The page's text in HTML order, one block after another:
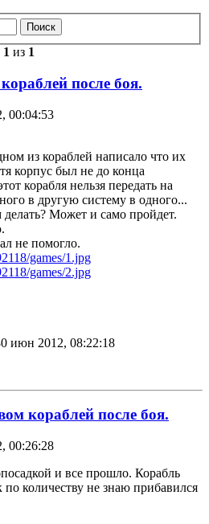
1 из 1
после боя.
00:04:53
из кораблей написало что их
корпус был не до конца
корабля нельзя передать на
в другую систему в одного...
Может и само пройдет.
не помогло.
games/1.jpg
games/2.jpg
июн 2012, 08:22:18
кораблей после боя.
00:26:28
и все прошло. Корабль
количеству не знаю прибавился